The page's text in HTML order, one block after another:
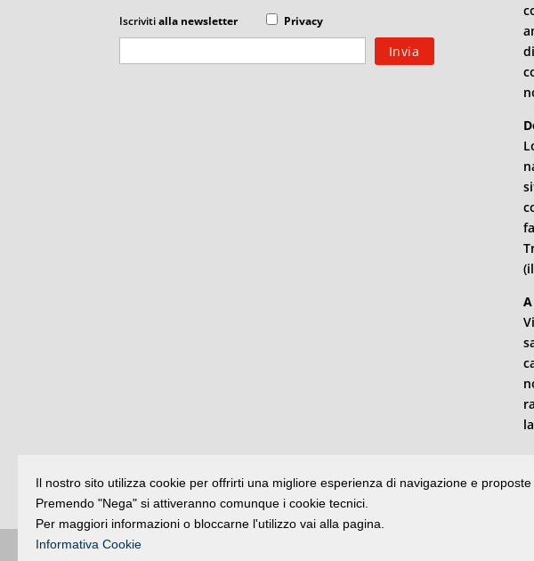
Iscrivitialla newsletter Privacy
di
Il nostro sito utilizza cookie per offrirti una migliore esperienza di navigazione e
Premendo "Nega" si attiveranno comunque i cookie tecnici.
Per maggiori informazioni o bloccarne l'utilizzo vai alla pagina.
Informativa Cookie